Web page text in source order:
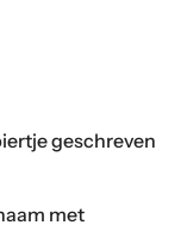
geschreven
met